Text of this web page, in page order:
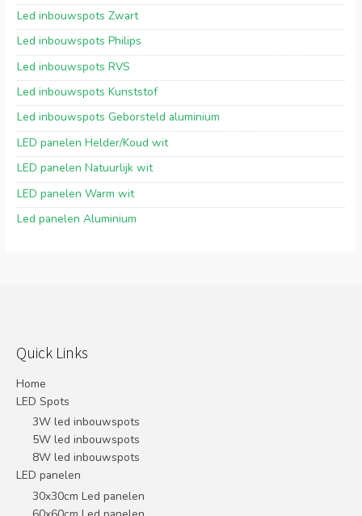
Led inbouwspots Zwart
Led inbouwspots Philips
Led inbouwspots RVS
Led inbouwspots Kunststof
Led inbouwspots Geborsteld aluminium
LED panelen Helder/Koud wit
LED panelen Natuurlijk wit
LED panelen Warm wit
Led panelen Aluminium
Quick Links
Home
LED Spots
3W led inbouwspots
5W led inbouwspots
8W led inbouwspots
LED panelen
30x30cm Led panelen